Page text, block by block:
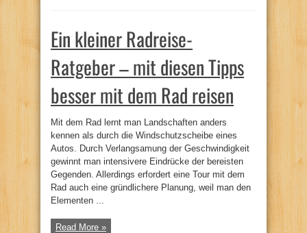
Ein kleiner Radreise-
Ratgeber – mit diesen Tipps
besser mit dem Rad reisen
Mit dem Rad lernt man Landschaften anders
kennen als durch die Windschutzscheibe eines
Autos. Durch Verlangsamung der Geschwindigkeit
gewinnt man intensivere Eindrücke der bereisten
Gegenden. Allerdings erfordert eine Tour mit dem
Rad auch eine gründlichere Planung, weil man den
Elementen ...
Read More »